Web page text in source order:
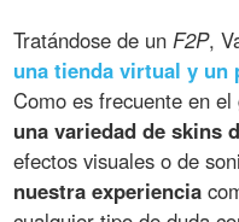
Tratándose de unF2P,
una tienda virtual y un
Como es frecuente en
una variedad de skins
efectos visuales o de
nuestra experiencia